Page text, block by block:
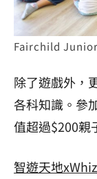
Fairchild
除了遊戲外，
各科知識。參
值超過$200親
智遊天地